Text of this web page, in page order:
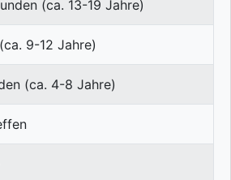
(ca. 13-19 Jahre)
9-12 Jahre)
(ca. 4-8 Jahre)